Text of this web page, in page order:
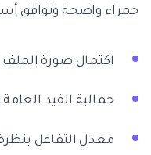
حمراء واضحة وتوافق
اكتمال صورة
جمالية الفيد
معدل التفاعل